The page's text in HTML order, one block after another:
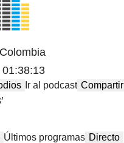
01:38:13
Ir al podcast Compartir
Últimos programas Directo